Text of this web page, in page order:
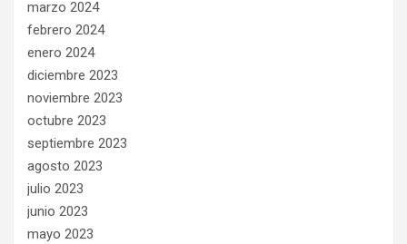
marzo 2024
febrero 2024
enero 2024
diciembre 2023
noviembre 2023
octubre 2023
septiembre 2023
agosto 2023
julio 2023
junio 2023
mayo 2023